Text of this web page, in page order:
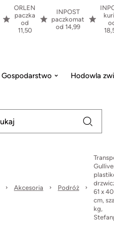
ORLEN
paczka
od
11,50
INPOST
paczkomat
od 14,99
Gospodarstwo Hodowla
Akcesoria Podróż
61 x
cm,
kg,